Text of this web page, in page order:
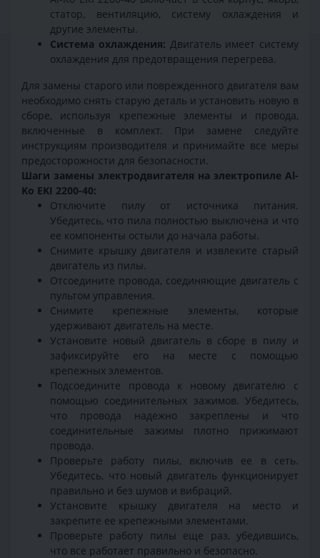
статор, вентиляцию, систему охлаждения и
другие элементы.
Система охлаждения: Двигатель имеет систему
охлаждения для предотвращения перегрева.
Для замены старого или поврежденного двигателя вам
необходимо снять старую деталь и установить новую в
сборе, используя крепежные элементы и провода,
включенные в комплект. При замене следуйте
инструкциям производителя и принимайте все меры
предосторожности для безопасности.
Шаги замены электродвигателя на электропиле Al-
Ko EKI 2200-40:
Отключите пилу от источника питания.
Убедитесь, что пила полностью выключена и что
ее компоненты остыли до начала работы.
Снимите крышку двигателя и извлеките старый
двигатель из пилы.
Отсоедините провода, соединяющие двигатель с
пультом управления.
Снимите крепежные элементы, которые
удерживают двигатель на месте.
Установите новый двигатель в сборе в пилу и
зафиксируйте его на месте с помощью
крепежных элементов.
Подсоедините провода к новому двигателю с
помощью соединительных зажимов. Убедитесь,
что провода надежно закреплены и что
соединительные зажимы плотно прижимают
провода.
Проверьте работу пилы, включив ее в сеть.
Убедитесь, что новый двигатель функционирует
правильно и без шумов и вибраций.
Установите крышку двигателя на место и
закрепите ее крепежными элементами.
Проверьте работу пилы еще раз, убедившись,
что все работает правильно и безопасно.